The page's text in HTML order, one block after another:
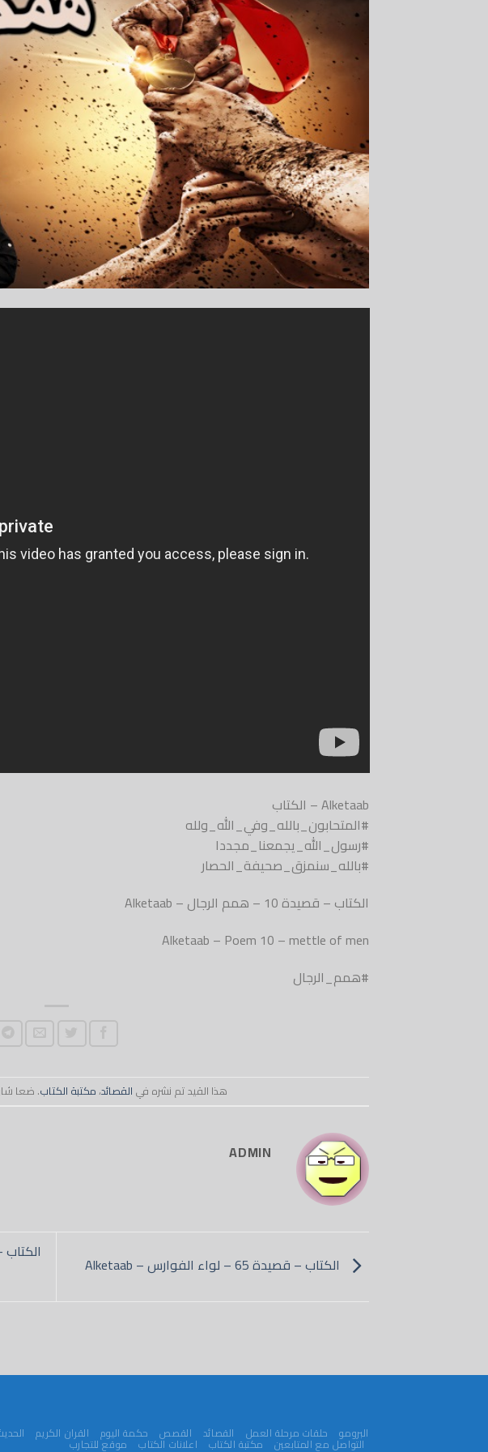
Alketaab – الكتاب
#المتحابون_بالله_وفي_الله_ولله
#رسول_الله_يجمعنا_مجددا
#بالله_سنمزق_صحيفة_الحصار
الكتاب – قصيدة 10 – همم الرجال – Alketaab
Alketaab – Poem 10 – mettle of men
#همم_الرجال
هذا القيد تم نشره في القصائد، مكتبة الكتاب. ضعا
ADMIN
الكتاب – قصيدة 65 – لواء الفوارس – Alketaab
البرومو حلقات مرحلة العمل القصائد القصص حكمة اليوم القران الكريم
التواصل مع المتابعين مكتبة الكتاب اعلانات الكتاب موقع للتجارب